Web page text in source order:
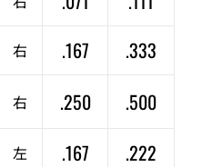
右 .167
.333
右 .250
.500
左 .167
.222